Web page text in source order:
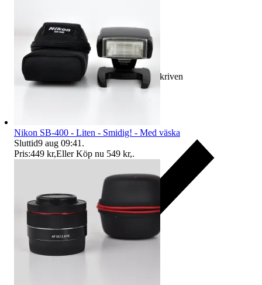
Ersättning om varan inte är som beskriven
Nikon SB-400 - Liten - Smidig! - Med väska
Sluttid9 aug 09:41 .
Pris:449 kr,Eller Köp nu 549 kr,.